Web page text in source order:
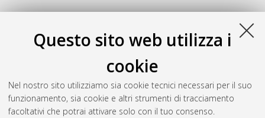
Questo sito web utilizza i
cookie
Nel nostro sito utilizziamo sia cookie tecnici necessari per il suo
funzionamento, sia cookie e altri strumenti di tracciamento
facoltativi che potrai attivare solo con il tuo consenso.